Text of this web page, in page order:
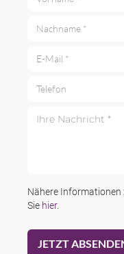
Nähere Informationen
Sie hier.